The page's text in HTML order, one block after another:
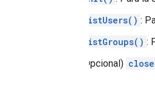
listUsers() :
listGroups() :
(Opcional)